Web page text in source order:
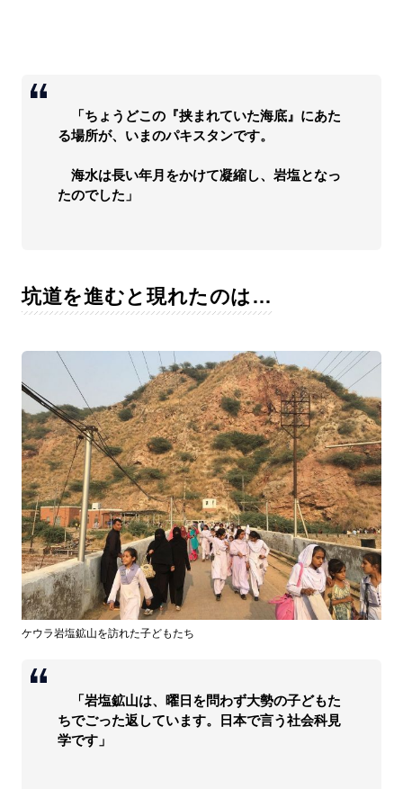
「ちょうどこの『挟まれていた海底』にあた
る場所が、いまのパキスタンです。
海水は長い年月をかけて凝縮し、岩塩となっ
たのでした」
坑道を進むと現れたのは…
ケウラ岩塩鉱山を訪れた子どもたち
「岩塩鉱山は、曜日を問わず大勢の子どもた
ちでごった返しています。日本で言う社会科見
学です」